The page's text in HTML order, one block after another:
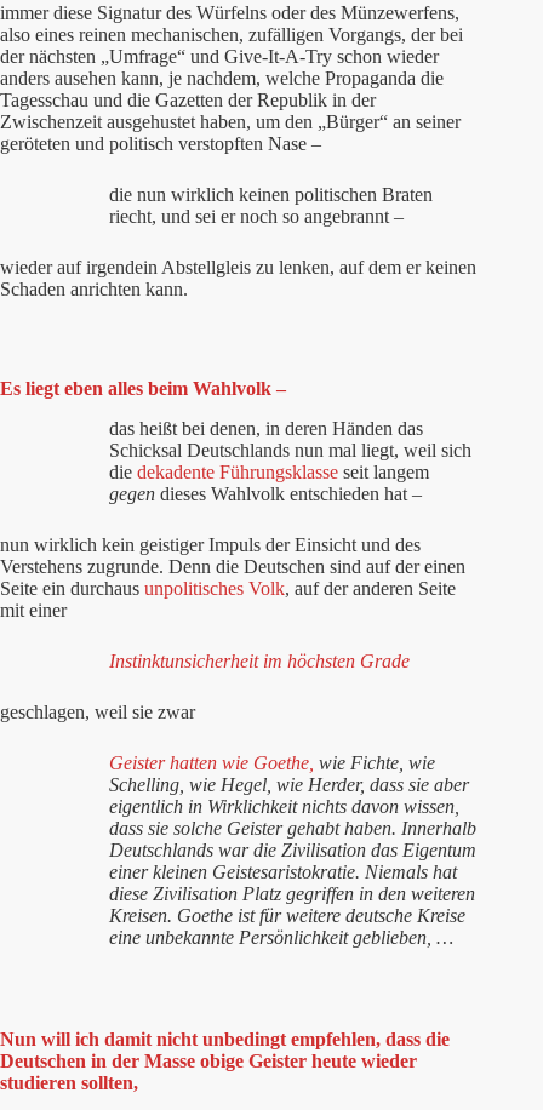
immer diese Signatur des Würfelns oder des Münzewerfens,
also eines reinen mechanischen, zufälligen Vorgangs, der bei
der nächsten „Umfrage“ und Give-It-A-Try schon wieder
anders ausehen kann, je nachdem, welche Propaganda die
Tagesschau und die Gazetten der Republik in der
Zwischenzeit ausgehustet haben, um den „Bürger“ an seiner
geröteten und politisch verstopften Nase –
die nun wirklich keinen politischen Braten
riecht, und sei er noch so angebrannt –
wieder auf irgendein Abstellgleis zu lenken, auf dem er keinen
Schaden anrichten kann.
Es liegt eben alles beim Wahlvolk –
das heißt bei denen, in deren Händen das
Schicksal Deutschlands nun mal liegt, weil sich
die dekadente Führungsklasse seit langem
gegen dieses Wahlvolk entschieden hat –
nun wirklich kein geistiger Impuls der Einsicht und des
Verstehens zugrunde. Denn die Deutschen sind auf der einen
Seite ein durchaus unpolitisches Volk, auf der anderen Seite
mit einer
Instinktunsicherheit im höchsten Grade
geschlagen, weil sie zwar
Geister hatten wie Goethe, wie Fichte, wie
Schelling, wie Hegel, wie Herder, dass sie aber
eigentlich in Wirklichkeit nichts davon wissen,
dass sie solche Geister gehabt haben. Innerhalb
Deutschlands war die Zivilisation das Eigentum
einer kleinen Geistesaristokratie. Niemals hat
diese Zivilisation Platz gegriffen in den weiteren
Kreisen. Goethe ist für weitere deutsche Kreise
eine unbekannte Persönlichkeit geblieben, …
Nun will ich damit nicht unbedingt empfehlen, dass die
Deutschen in der Masse obige Geister heute wieder
studieren sollten,